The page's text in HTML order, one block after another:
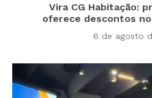
Vira CG Habitação:
oferece descontos
6 de agosto